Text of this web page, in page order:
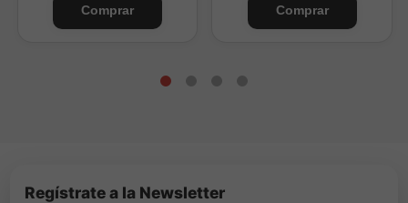
Comprar Comprar
Regístrate a la Newsletter